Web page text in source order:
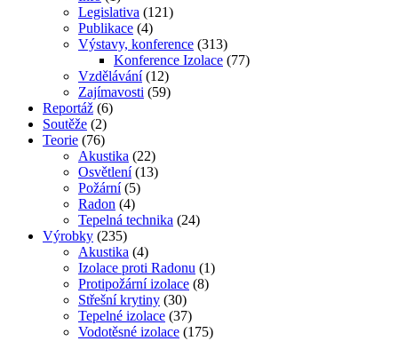
Legislativa (121)
Publikace (4)
Výstavy, konference (313)
Konference Izolace (77)
Vzdělávání (12)
Zajímavosti (59)
Reportáž (6)
Soutěže (2)
Teorie (76)
Akustika (22)
Osvětlení (13)
Požární (5)
Radon (4)
Tepelná technika (24)
Výrobky (235)
Akustika (4)
Izolace proti Radonu (1)
Protipožární izolace (8)
Střešní krytiny (30)
Tepelné izolace (37)
Vodotěsné izolace (175)